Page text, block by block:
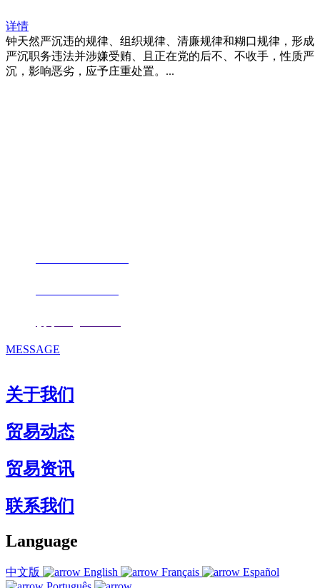
详情
钟天然严沉违的规律、组织规律、清廉规律和糊口规律，形成
严沉职务违法并涉嫌受贿、且正在党的后不、不收手，性质严
沉，影响恶劣，应予庄重处置。...
MESSAGE
关于我们
贸易动态
贸易资讯
联系我们
Language
中文版 English Français
Español